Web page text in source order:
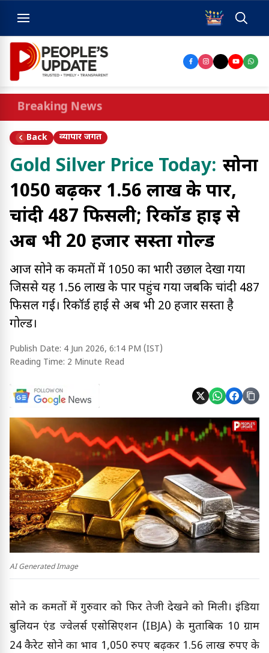
Breaking News
Back व्यापार जगत
Gold Silver Price Today: सोना
₹1050 बढ़कर ₹1.56 लाख के पार,
चांदी ₹487 फिसली; रिकॉर्ड हाई से
अब भी ₹20 हजार सस्ता गोल्ड
आज सोने की कीमतों में ₹1050 का भारी उछाल देखा गया
जिससे यह ₹1.56 लाख के पार पहुंच गया जबकि चांदी ₹487
फिसल गई। रिकॉर्ड हाई से अब भी ₹20 हजार सस्ता है
गोल्ड।
Publish Date: 4 Jun 2026, 6:14 PM (IST)
Reading Time: 2 Minute Read
AI Generated Image
सोने की कीमतों में गुरुवार को फिर तेजी देखने को मिली। इंडिया
बुलियन एंड ज्वेलर्स एसोसिएशन (IBJA) के मुताबिक 10 ग्राम
24 कैरेट सोने का भाव 1,050 रुपए बढ़कर 1.56 लाख रुपए के